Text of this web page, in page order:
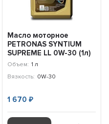
Масло моторное
PETRONAS SYNTIUM
SUPREME LL 0W-30 (1л)
71226E18EU
Объем: 1 л
Вязкость: 0W-30
1 670 ₽